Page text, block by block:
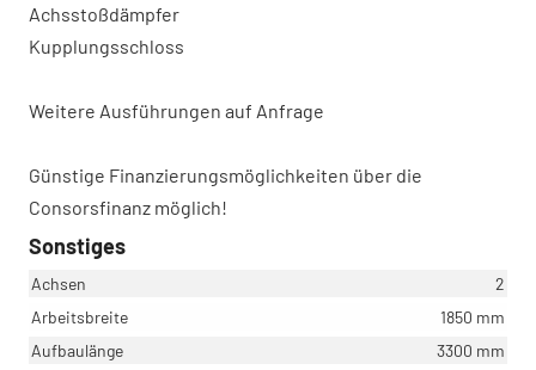
Achsstoßdämpfer
Kupplungsschloss
Weitere Ausführungen auf Anfrage
Günstige Finanzierungsmöglichkeiten über die
Consorsfinanz möglich!
Sonstiges
Achsen
2
Arbeitsbreite
1850 mm
Aufbaulänge
3300 mm